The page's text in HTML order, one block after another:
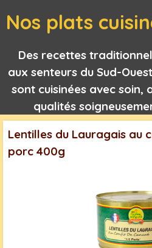
Nos plats
Des recettes
aux senteurs du Sud-
sont cuisinées avec soin,
qualités
Lentilles du Lauragais au
porc 400g